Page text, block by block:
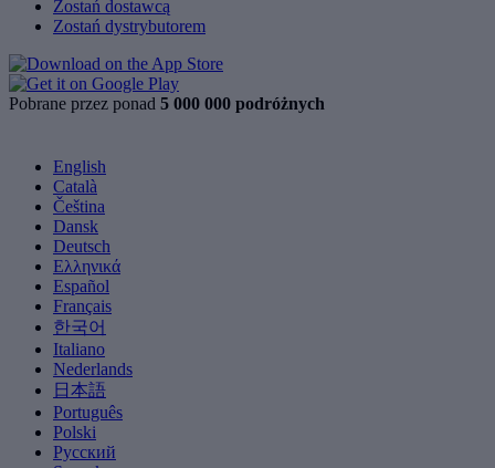
Zostań dostawcą
Zostań dystrybutorem
Pobrane przez ponad 5 000 000 podróżnych
English
Català
Čeština
Dansk
Deutsch
Ελληνικά
Español
Français
한국어
Italiano
Nederlands
日本語
Português
Polski
Русский